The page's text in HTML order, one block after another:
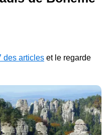
des articles et le regarde